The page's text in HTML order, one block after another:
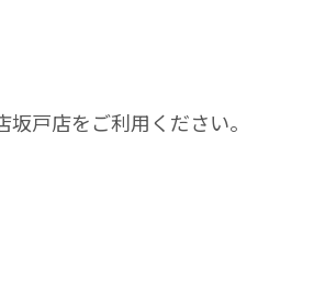
戸店をご利用ください。